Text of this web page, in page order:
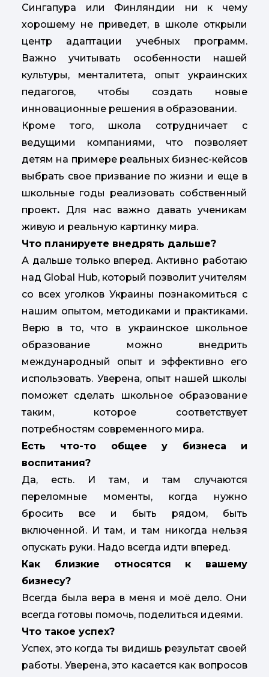
Сингапура или Финляндии ни к чему
хорошему не приведет, в школе открыли
центр адаптации учебных программ.
Важно учитывать особенности нашей
культуры, менталитета, опыт украинских
педагогов, чтобы создать новые
инновационные решения в образовании.
Кроме того, школа сотрудничает с
ведущими компаниями, что позволяет
детям на примере реальных бизнес-кейсов
выбрать свое призвание по жизни и еще в
школьные годы реализовать собственный
проект. Для нас важно давать ученикам
живую и реальную картинку мира.
Что планируете внедрять дальше?
А дальше только вперед. Активно работаю
над Global Hub, который позволит учителям
со всех уголков Украины познакомиться с
нашим опытом, методиками и практиками.
Верю в то, что в украинское школьное
образование можно внедрить
международный опыт и эффективно его
использовать. Уверена, опыт нашей школы
поможет сделать школьное образование
таким, которое соответствует
потребностям современного мира.
Есть что-то общее у бизнеса и
воспитания?
Да, есть. И там, и там случаются
переломные моменты, когда нужно
бросить все и быть рядом, быть
включенной. И там, и там никогда нельзя
опускать руки. Надо всегда идти вперед.
Как близкие относятся к вашему
бизнесу?
Всегда была вера в меня и моё дело. Они
всегда готовы помочь, поделиться идеями.
Что такое успех?
Успех, это когда ты видишь результат своей
работы. Уверена, это касается как вопросов